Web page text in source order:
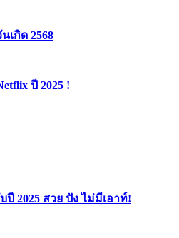
เกิด 2568
ปี 2025 !
2025 สวย ปัง ไม่มีเอาท์!